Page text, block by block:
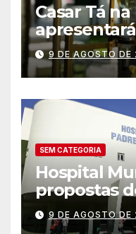
Casar Tá
debutantes
9 DE AGOSTO
SEM CATEGORIA
Hospital
propostas
9 DE AGOSTO